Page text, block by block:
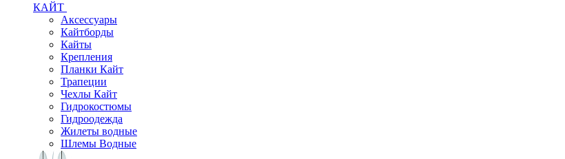
КАЙТ
Аксессуары
Кайтборды
Кайты
Крепления
Планки Кайт
Трапеции
Чехлы Кайт
Гидрокостюмы
Гидроодежда
Жилеты водные
Шлемы Водные